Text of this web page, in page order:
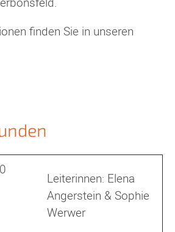
finden Sie in unseren
Leiterinnen: Elena
Angerstein & Sophie
Werwer